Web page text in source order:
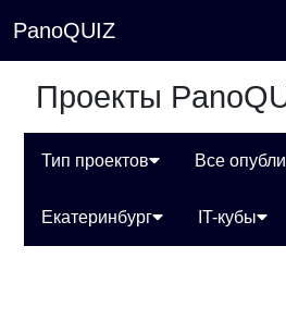
PanoQUIZ
Проекты
Тип проектов Все
Екатеринбург IT-кубы